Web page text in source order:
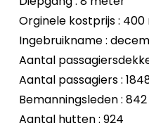
Orginele kostprijs :
Ingebruikname :
Aantal
Aantal passagiers :
Bemanningsleden : 842
Aantal hutten : 924